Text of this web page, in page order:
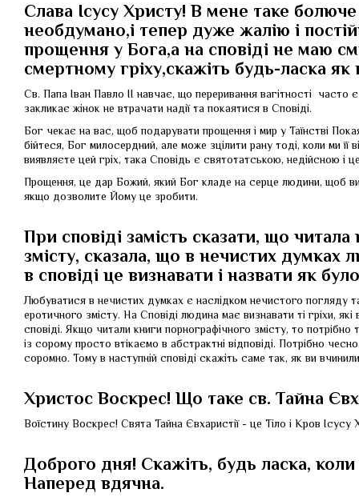
Слава Ісусу Христу! В мене таке
необдумано,і тепер дуже жалію і
прощення у Бога,а на сповіді не маю
смертному гріху,скажіть будь-ласка
Св. Папа Іван Павло ІІ навчає, що переривання вагітності часто
закликає жінок не втрачати надії та покаятися в Сповіді.
Бог чекає на вас, щоб подарувати прощення і мир у Таїнстві
бійтеся, Бог милосердний, але може зцілити рану тоді, коли ми
виявляєте цей гріх, така Сповідь є святотатською, недійсною і
Прощення, це дар Божий, який Бог кладе на серце людини, щоб
якщо дозволите Йому це зробити.
При сповіді замість сказати, що
змісту, сказала, що в нечистих думках
в сповіді це визнавати і назвати як
Любуватися в нечистих думках є наслідком нечистого погляду
еротичного змісту. На Сповіді людина має визнавати ті гріхи,
сповіді. Якщо читали книги порнографічного змісту, то
із сорому просто втікаємо в абстрактні відповіді. Потрібно
соромно. Тому в наступній сповіді скажіть саме так, як ви
Христос Воскрес! Що таке св. Тайна
Воїстину Воскрес! Свята Тайна Євхаристії - це Тіло і Кров Ісусу
Доброго дня! Скажіть, будь ласка,
Наперед вдячна.